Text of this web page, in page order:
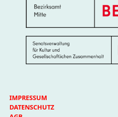
IMPRESSUM
DATENSCHUTZ